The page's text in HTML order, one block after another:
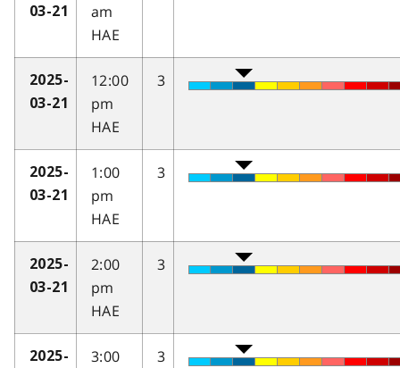
03-21
am
HAE
2025-
03-21
12:00
pm
HAE
3
2025-
03-21
1:00
pm
HAE
3
2025-
03-21
2:00
pm
HAE
3
2025-
3:00
3